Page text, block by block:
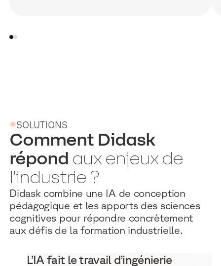
SOLUTIONS
Comment Didask
répond aux enjeux de
l’industrie ?
Didask combine une IA de conception
pédagogique et les apports des sciences
cognitives pour répondre concrètement
aux défis de la formation industrielle.
L’IA fait le travail d’ingénierie